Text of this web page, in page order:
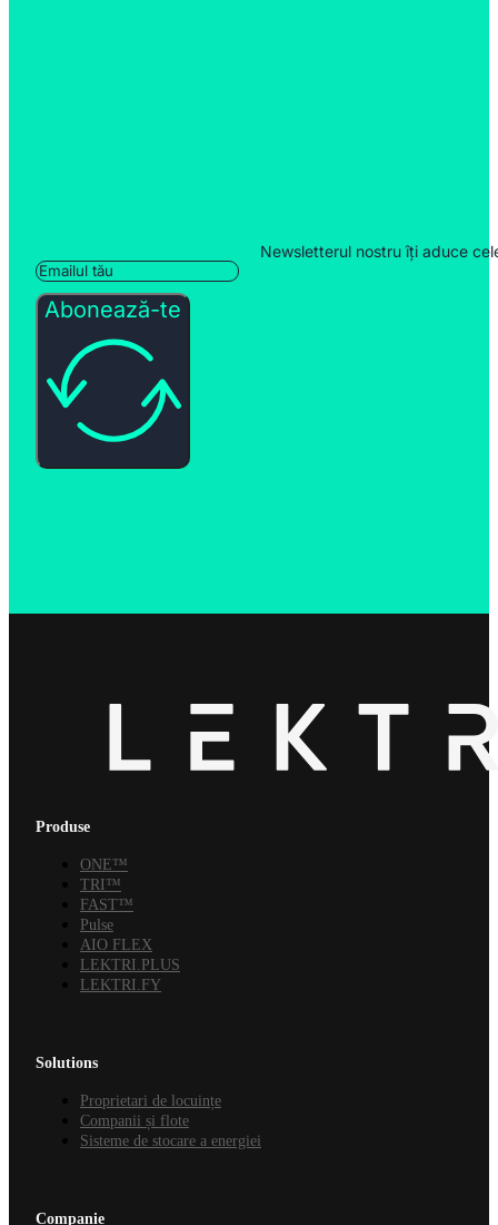
Newsletterul nostru îți aduce
Abonează-te
Produse
ONE™
TRI™
FAST™
Pulse
AIO FLEX
LEKTRI.PLUS
LEKTRI.FY
Solutions
Proprietari de locuințe
Companii și flote
Sisteme de stocare a energiei
Companie